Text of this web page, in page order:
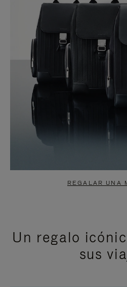
REGALAR UNA
Un regalo
sus